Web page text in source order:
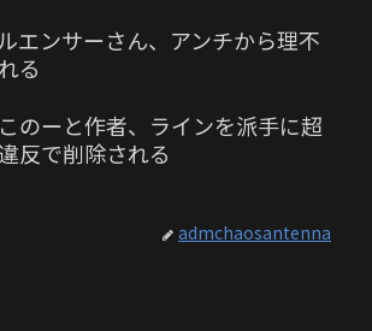
エンサーさん、アンチから理不
る
のーと作者、ラインを派手に超
反で削除される
admchaosantenna